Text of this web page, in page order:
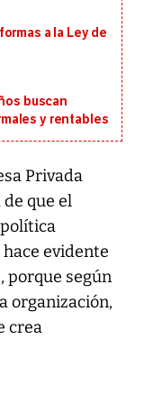
a la Ley de
buscan
y rentables
Privada
que el
evidente
porque según
organización,
crea